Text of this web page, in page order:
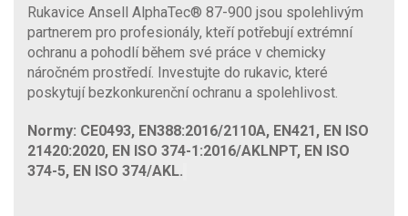
Rukavice Ansell AlphaTec® 87-900 jsou spolehlivým
partnerem pro profesionály, kteří potřebují extrémní
ochranu a pohodlí během své práce v chemicky
náročném prostředí. Investujte do rukavic, které
poskytují bezkonkurenční ochranu a spolehlivost.
Normy: CE0493, EN388:2016/2110A, EN421, EN ISO
21420:2020, EN ISO 374-1:2016/AKLNPT, EN ISO
374-5, EN ISO 374/AKL.